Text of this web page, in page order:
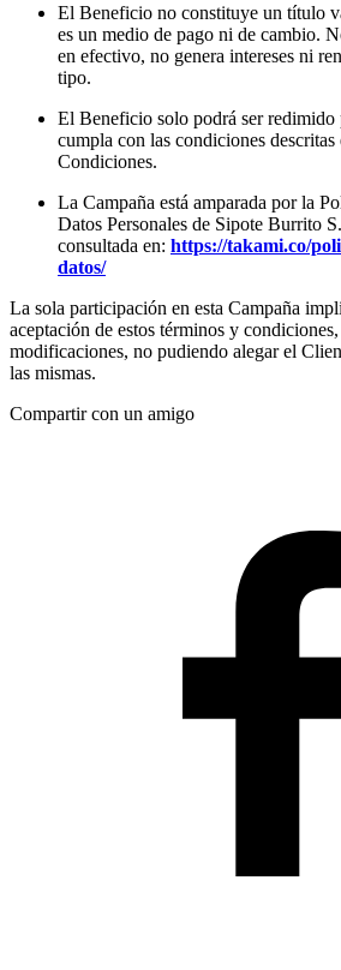
El Beneficio no constituye un título
es un medio de pago ni de cambio.
en efectivo, no genera intereses ni
tipo.
El Beneficio solo podrá ser redimido
cumpla con las condiciones
Condiciones.
La Campaña está amparada por la
Datos Personales de Sipote Burrito
consultada en: https://takami.co/
datos/
La sola participación en esta Campaña
aceptación de estos términos y
modificaciones, no pudiendo alegar el
las mismas.
Compartir con un amigo